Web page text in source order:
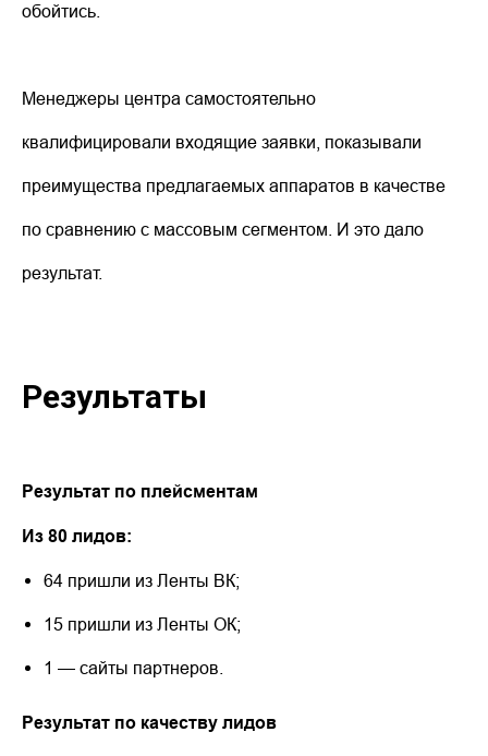
обойтись.
Менеджеры центра самостоятельно
квалифицировали входящие заявки, показывали
преимущества предлагаемых аппаратов в качестве
по сравнению с массовым сегментом. И это дало
результат.
Результаты
Результат по плейсментам
Из 80 лидов:
64 пришли из Ленты ВК;
15 пришли из Ленты ОК;
1 — сайты партнеров.
Результат по качеству лидов